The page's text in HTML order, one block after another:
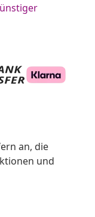
an, die
und